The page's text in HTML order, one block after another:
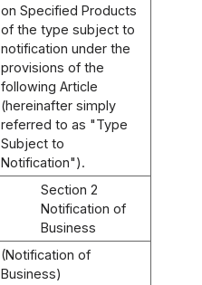
on Specified Products
of the type subject to
notification under the
provisions of the
following Article
(hereinafter simply
referred to as "Type
Subject to
Notification").
Section 2
Notification of
Business
(Notification of
Business)